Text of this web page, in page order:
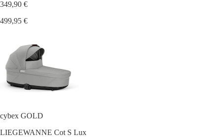
349,90 €
499,95 €
cybex GOLD
LIEGEWANNE Cot S Lux